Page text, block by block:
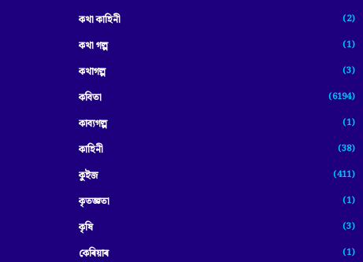
কথা কাহিনী (2)
কথা গল্প (1)
কথাগল্প (3)
কবিতা (6194)
কাব্যগল্প (1)
কাহিনী (38)
কুইজ (411)
কৃতজ্ঞতা (1)
কৃষি (3)
কেৰিয়াৰ (1)